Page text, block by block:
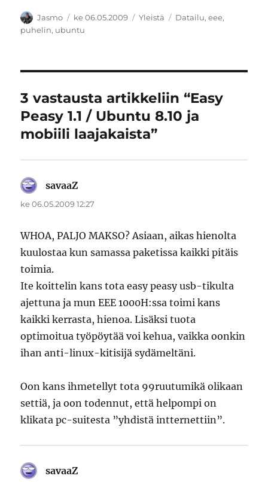
Kirjoittaja
Jasmo Julkaistu
ke 06.05.2009 Kategoriat
Yleistä Avainsanat
Datailu,eee,
puhelin, ubuntu
3 vastausta artikkeliin “Easy
Peasy 1.1 / Ubuntu 8.10 ja
mobiili laajakaista”
savaaZ
ke 06.05.2009 12:27
WHOA, PALJO MAKSO? Asiaan, aikas hienolta
kuulostaa kun samassa paketissa kaikki pitäis
toimia.
Ite koittelin kans tota easy peasy usb-tikulta
ajettuna ja mun EEE 1000H:ssa toimi kans
kaikki kerrasta, hienoa. Lisäksi tuota
optimoitua työpöytää voi kehua, vaikka oonkin
ihan anti-linux-kitisijä sydämeltäni.
Oon kans ihmetellyt tota 99ruutumikä olikaan
settiä, ja oon todennut, että helpompi on
klikata pc-suitesta ”yhdistä intternettiin”.
savaaZ